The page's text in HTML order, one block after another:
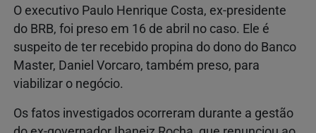
O executivo Paulo Henrique Costa, ex-presidente
do BRB, foi preso em 16 de abril no caso. Ele é
suspeito de ter recebido propina do dono do Banco
Master, Daniel Vorcaro, também preso, para
viabilizar o negócio.
Os fatos investigados ocorreram durante a gestão